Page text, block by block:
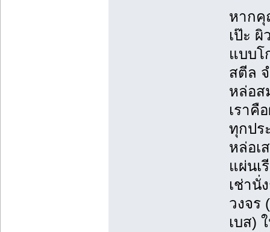
หากคุ
เป๊ะ
แบบโ
สตีล
หล่อส
เราคื
ทุกปร
หล่อเ
แผ่นเ
เช่านั่
วงจร
เบส)